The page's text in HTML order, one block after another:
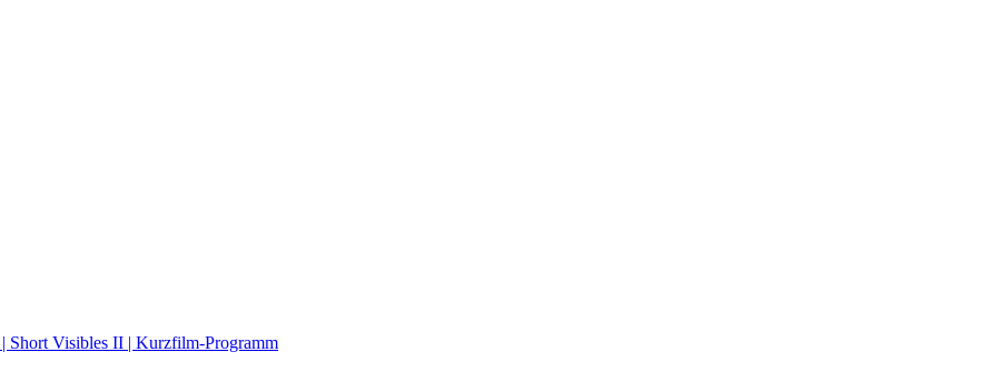
Short Visibles II | Kurzfilm-Programm